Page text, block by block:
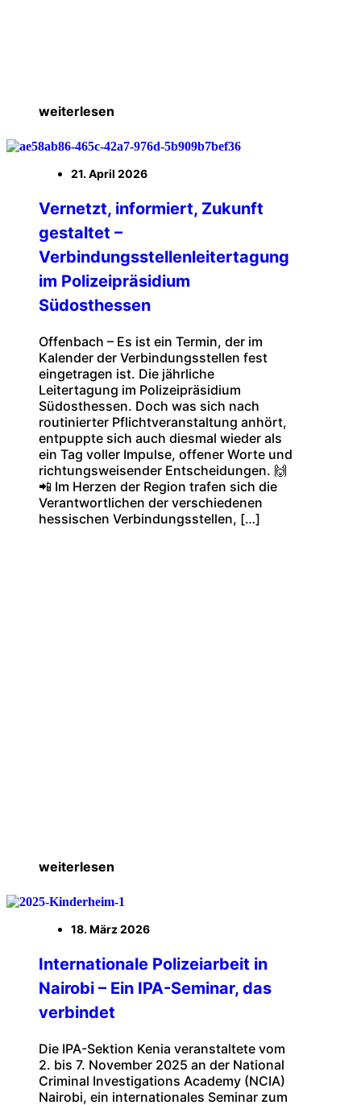
weiterlesen
21. April 2026
Vernetzt, informiert, Zukunft
gestaltet –
Verbindungsstellenleitertagung
im Polizeipräsidium
Südosthessen
Offenbach – Es ist ein Termin, der im
Kalender der Verbindungsstellen fest
eingetragen ist. Die jährliche
Leitertagung im Polizeipräsidium
Südosthessen. Doch was sich nach
routinierter Pflichtveranstaltung anhört,
entpuppte sich auch diesmal wieder als
ein Tag voller Impulse, offener Worte und
richtungsweisender Entscheidungen. 🙌
📲 Im Herzen der Region trafen sich die
Verantwortlichen der verschiedenen
hessischen Verbindungsstellen, […]
weiterlesen
18. März 2026
Internationale Polizeiarbeit in
Nairobi – Ein IPA-Seminar, das
verbindet
Die IPA-Sektion Kenia veranstaltete vom
2. bis 7. November 2025 an der National
Criminal Investigations Academy (NCIA)
Nairobi, ein internationales Seminar zum